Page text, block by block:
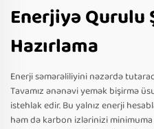
Enerjiyə Qurulu
Hazırlama
Enerji səmərəliliyini nəzərdə
Tavamız ənənəvi yemək bişirmə
istehlak edir. Bu yalnız enerji
həm də karbon izlərinizi